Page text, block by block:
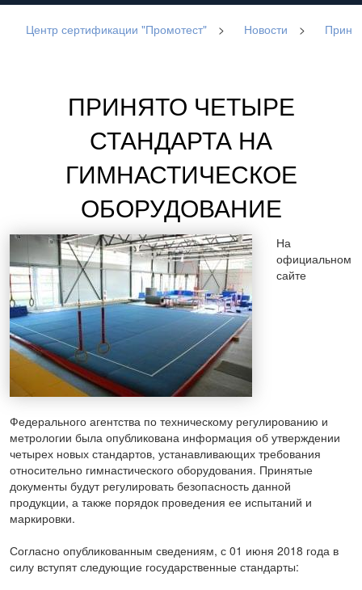
Центр сертификации "Промотест" > Новости >
ПРИНЯТО ЧЕТЫРЕ
СТАНДАРТА НА
ГИМНАСТИЧЕСКОЕ
ОБОРУДОВАНИЕ
На
официальном
сайте
Федерального агентства по техническому регулированию и
метрологии была опубликована информация об утверждении
четырех новых стандартов, устанавливающих требования
относительно гимнастического оборудования. Принятые
документы будут регулировать безопасность данной
продукции, а также порядок проведения ее испытаний и
маркировки.
Согласно опубликованным сведениям, с 01 июня 2018 года в
силу вступят следующие государственные стандарты: